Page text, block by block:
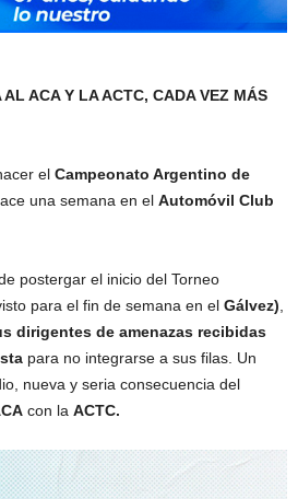
AL ACA Y LA ACTC, CADA VEZ MÁS
el Campeonato Argentino de
una semana en el Automóvil Club
postergar el inicio del Torneo
para el fin de semana en el Gálvez),
dirigentes de amenazas recibidas
para no integrarse a sus filas. Un
nueva y seria consecuencia del
con la ACTC.